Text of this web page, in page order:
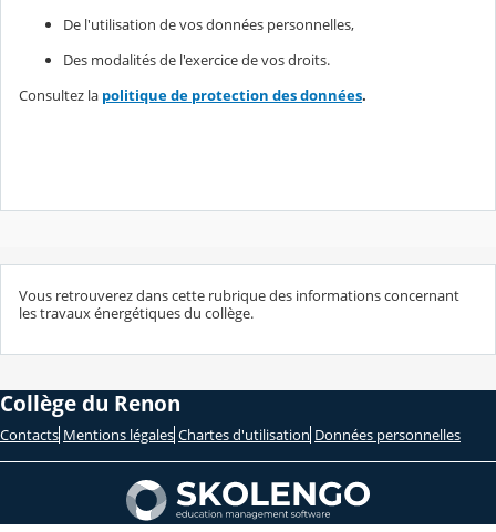
De l'utilisation de vos données personnelles,
Des modalités de l'exercice de vos droits.
Consultez la politique de protection des données.
Vous retrouverez dans cette rubrique des informations concernant
les travaux énergétiques du collège.
Collège du Renon
Contacts Mentions légales Chartes d'utilisation Données personnelles